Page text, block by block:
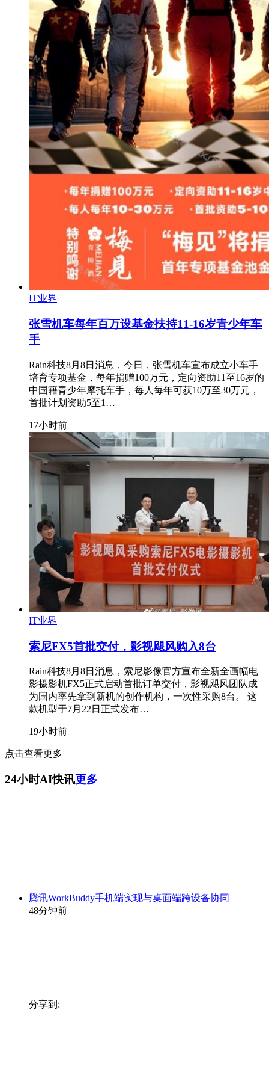
IT业界
张雪机车每年百万设基金扶持11-16岁青少年车
手
Rain科技8月8日消息，今日，张雪机车宣布成立小车手
培育专项基金，每年捐赠100万元，定向资助11至16岁的
中国籍青少年摩托车手，每人每年可获10万至30万元，
首批计划资助5至1…
17小时前
IT业界
索尼FX5首批交付，影视飓风购入8台
Rain科技8月8日消息，索尼影像官方宣布全新全画幅电
影摄影机FX5正式启动首批订单交付，影视飓风团队成
为国内率先拿到新机的创作机构，一次性采购8台。 这
款机型于7月22日正式发布…
19小时前
点击查看更多
24小时AI快讯更多
腾讯WorkBuddy手机端实现与桌面端跨设备协同
48分钟前
分享到: